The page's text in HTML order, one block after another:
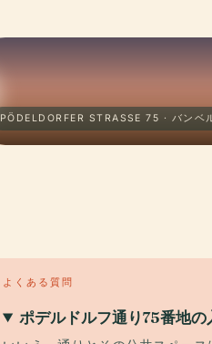
PÖDELDORFER STRASSE 75 · バンベル
よくある質問
ポデルドルフ通り75番地の